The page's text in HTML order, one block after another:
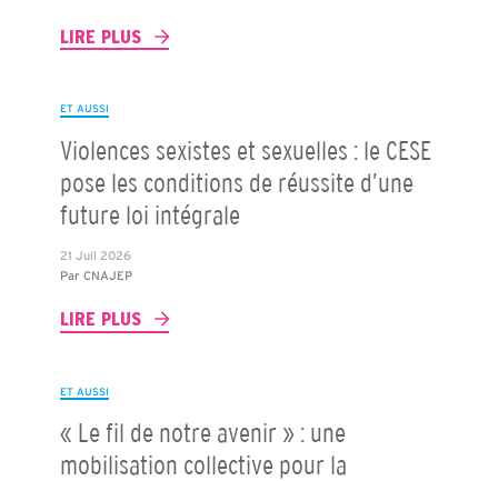
LIRE PLUS
ET AUSSI
Violences sexistes et sexuelles : le CESE
pose les conditions de réussite d’une
future loi intégrale
21 Juil 2026
Par CNAJEP
LIRE PLUS
ET AUSSI
« Le fil de notre avenir » : une
mobilisation collective pour la